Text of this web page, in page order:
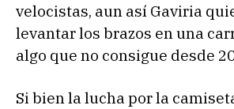
velocistas, aun así Gaviria
levantar los brazos en una
algo que no consigue desde
Si bien la lucha por la